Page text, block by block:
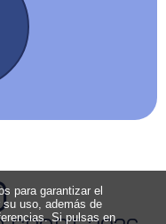
para garantizar el
uso, además de
Si pulsas en